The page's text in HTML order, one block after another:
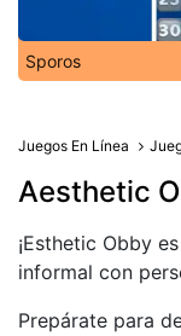
Sporos
Juegos En Línea
Aesthetic
¡Esthetic Obby
informal con
Prepárate para